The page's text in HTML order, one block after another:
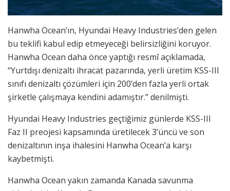
Hanwha Ocean’ın, Hyundai Heavy Industries’den gelen
bu teklifi kabul edip etmeyeceği belirsizliğini koruyor.
Hanwha Ocean daha önce yaptığı resmî açıklamada,
“Yurtdışı denizaltı ihracat pazarında, yerli üretim KSS-III
sınıfı denizaltı çözümleri için 200’den fazla yerli ortak
şirketle çalışmaya kendini adamıştır.” denilmişti.
Hyundai Heavy Industries geçtiğimiz günlerde KSS-III
Faz II preojesi kapsamında üretilecek 3’üncü ve son
denizaltının inşa ihalesini Hanwha Ocean’a karşı
kaybetmişti.
Hanwha Ocean yakın zamanda Kanada savunma